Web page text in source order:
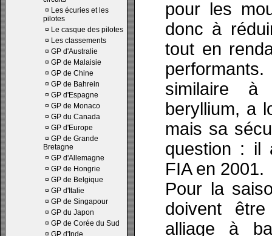
¤ Les écuries et les
pilotes
¤ Le casque des pilotes
¤ Les classements
¤ GP d'Australie
¤ GP de Malaisie
¤ GP de Chine
¤ GP de Bahrein
¤ GP d'Espagne
¤ GP de Monaco
¤ GP du Canada
¤ GP d'Europe
¤ GP de Grande
Bretagne
¤ GP d'Allemagne
¤ GP de Hongrie
¤ GP de Belgique
¤ GP d'Italie
¤ GP de Singapour
¤ GP du Japon
¤ GP de Corée du Sud
¤ GP d'Inde
pour les
donc à
tout en
similaire à
beryllium, a
mais sa
question : il
FIA en 2001.
Pour la
doivent
alliage à